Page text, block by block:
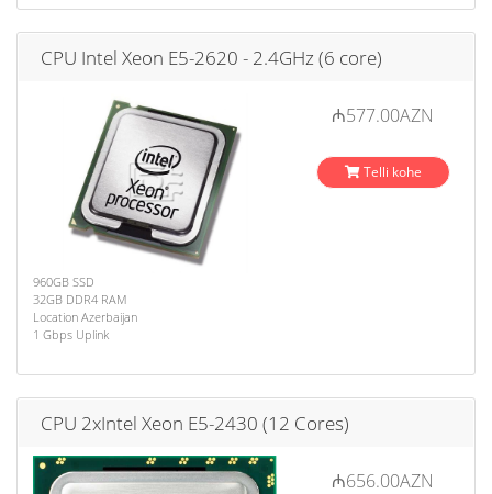
CPU Intel Xeon E5-2620 - 2.4GHz (6 core)
960GB SSD
32GB DDR4 RAM
Location Azerbaijan
1 Gbps Uplink
₼577.00AZN
Telli kohe
CPU 2xIntel Xeon E5-2430 (12 Cores)
₼656.00AZN